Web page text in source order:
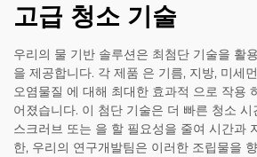
고급 청소 기술
우리의 물 기반 솔루션은 최첨단 기술을 활
을 제공합니다. 각 제품 은 기름, 지방, 미세
오염물질 에 대해 최대한 효과적 으로 작용
어졌습니다. 이 첨단 기술은 더 빠른 청소
스크러브 또는 을 할 필요성을 줄여 시간과
한, 우리의 연구개발팀은 이러한 조립물을